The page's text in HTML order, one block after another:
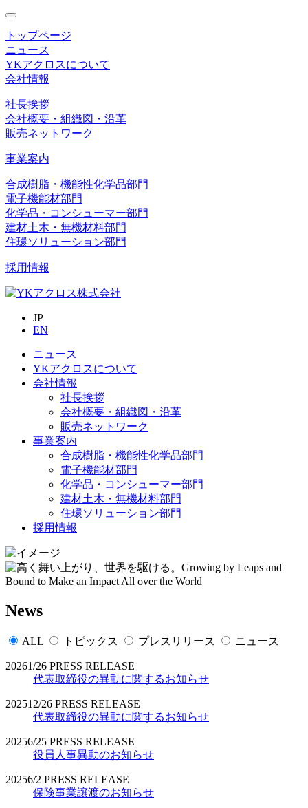
toggle
navigation
トップページ
ニュース
YKアクロスについて
会社情報
社長挨拶
会社概要・組織図・沿革
販売ネットワーク
事業案内
合成樹脂・機能性化学品部門
電子機能材部門
化学品・コンシューマー部門
建材土木・無機材料部門
住環ソリューション部門
採用情報
JP
EN
ニュース
YKアクロスについて
会社情報
社長挨拶
会社概要・組織図・沿革
販売ネットワーク
事業案内
合成樹脂・機能性化学品部門
電子機能材部門
化学品・コンシューマー部門
建材土木・無機材料部門
住環ソリューション部門
採用情報
News
ALL トピックス プレスリリース ニュース
20261/26 PRESS RELEASE
代表取締役の異動に関するお知らせ
202512/26 PRESS RELEASE
代表取締役の異動に関するお知らせ
20256/25 PRESS RELEASE
役員人事異動のお知らせ
20256/2 PRESS RELEASE
保険事業譲渡のお知らせ